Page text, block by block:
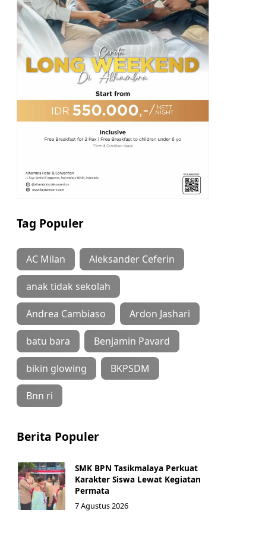
Tag Populer
AC Milan Aleksander Ceferin
anak tidak sekolah
Andrea Cambiaso Ardon Jashari
batu bara Benjamin Pavard
bikin glowing BKPSDM
Bnn ri
Berita Populer
SMK BPN Tasikmalaya Perkuat
Karakter Siswa Lewat Kegiatan
Permata
7 Agustus 2026